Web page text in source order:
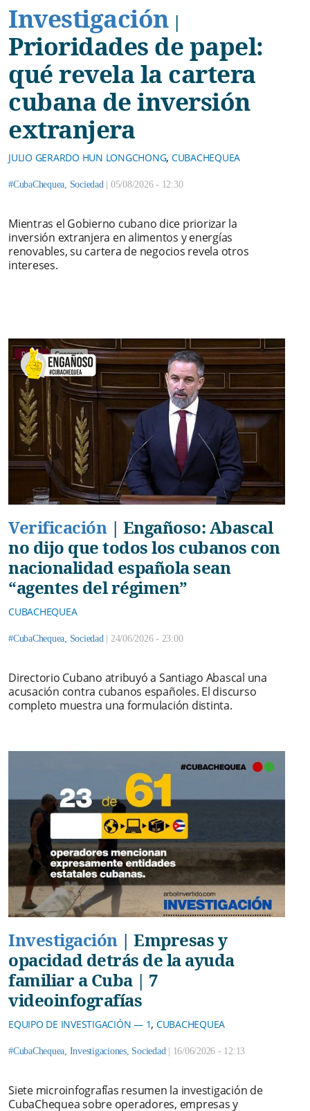
Investigación|
Prioridades de papel:
qué revela la cartera
cubana de inversión
extranjera
JULIO GERARDO HUN LONGCHONG, CUBACHEQUEA
#CubaChequea Sociedad | 05/08/2026 - 12:30
Mientras el Gobierno cubano dice priorizar la
inversión extranjera en alimentos y energías
renovables, su cartera de negocios revela otros
intereses.
Verificación| Engañoso: Abascal
no dijo que todos los cubanos con
nacionalidad española sean
“agentes del régimen”
CUBACHEQUEA
#CubaChequea Sociedad | 24/06/2026 - 23:00
Directorio Cubano atribuyó a Santiago Abascal una
acusación contra cubanos españoles. El discurso
completo muestra una formulación distinta.
Investigación| Empresas y
opacidad detrás de la ayuda
familiar a Cuba | 7
videoinfografías
EQUIPO DE INVESTIGACIÓN — 1, CUBACHEQUEA
#CubaChequea Investigaciones, Sociedad | 16/06/2026 - 12:13
Siete microinfografías resumen la investigación de
CubaChequea sobre operadores, empresas y